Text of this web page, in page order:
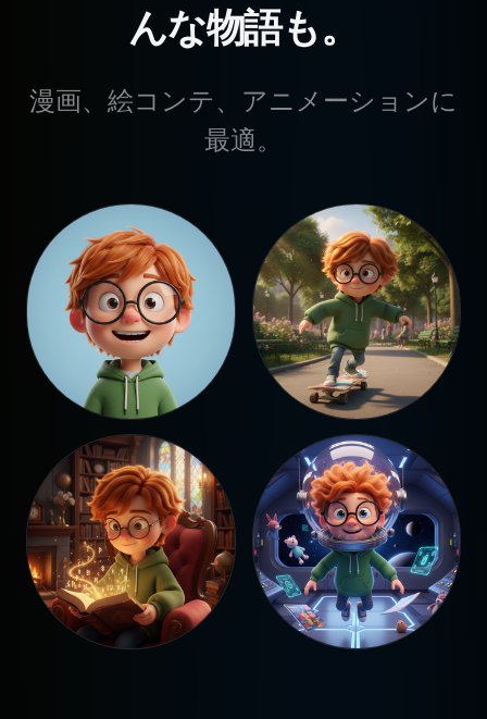
んな物語も。
漫画、絵コンテ、アニメーションに
最適。